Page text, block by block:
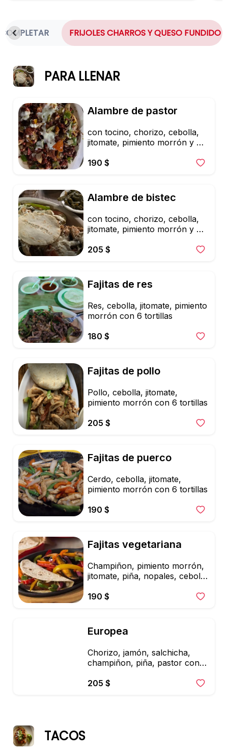
FRIJOLES CHARROS Y QUESO FUNDIDO
PARA LLENAR
Alambre de pastor
con tocino, chorizo, cebolla,
jitomate, pimiento morrón y 6
190 $
Alambre de bistec
con tocino, chorizo, cebolla,
jitomate, pimiento morrón y 6
205 $
Fajitas de res
Res, cebolla, jitomate, pimiento
morrón con 6 tortillas
180 $
Fajitas de pollo
Pollo, cebolla, jitomate,
pimiento morrón con 6 tortillas
205 $
Fajitas de puerco
Cerdo, cebolla, jitomate,
pimiento morrón con 6 tortillas
190 $
Fajitas vegetariana
Champiñon, pimiento morrón,
jitomate, piña, nopales, cebolla
190 $
Europea
Chorizo, jamón, salchicha,
champiñon, piña, pastor con 4
205 $
TACOS